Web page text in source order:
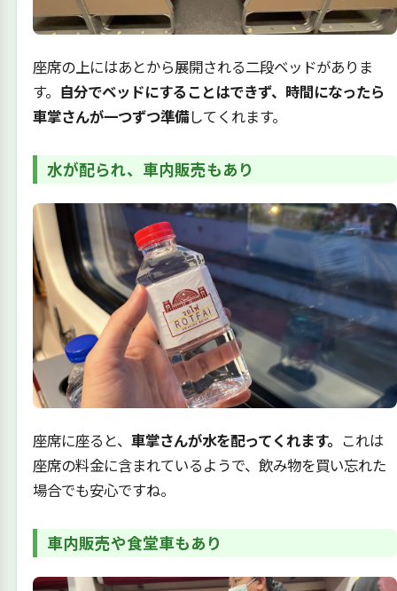
座席の上にはあとから展開される二段ベッドがありま
す。 自分でベッドにすることはできず、時間になったら
車掌さんが一つずつ準備してくれます。
水が配られ、車内販売もあり
座席に座ると、 車掌さんが水を配ってくれます。 これは
座席の料金に含まれているようで、飲み物を買い忘れた
場合でも安心ですね。
車内販売や食堂車もあり